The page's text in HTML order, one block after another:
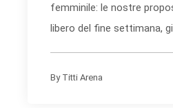
femminile: le nostre
libero del fine settimana,
By Titti Arena